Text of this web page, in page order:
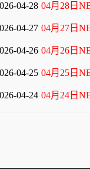
04-28 04月28日NBA季
04-27 04月27日NBA季
04-26 04月26日NBA季
04-25 04月25日NBA季
04-24 04月24日NBA季